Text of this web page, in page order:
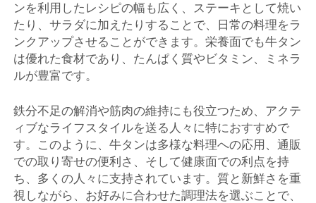
ンを利用したレシピの幅も広く、ステーキとして焼い
たり、サラダに加えたりすることで、日常の料理をラ
ンクアップさせることができます。栄養面でも牛タン
は優れた食材であり、たんぱく質やビタミン、ミネラ
ルが豊富です。
鉄分不足の解消や筋肉の維持にも役立つため、アクテ
ィブなライフスタイルを送る人々に特におすすめで
す。このように、牛タンは多様な料理への応用、通販
での取り寄せの便利さ、そして健康面での利点を持
ち、多くの人々に支持されています。質と新鮮さを重
視しながら、お好みに合わせた調理法を選ぶことで、